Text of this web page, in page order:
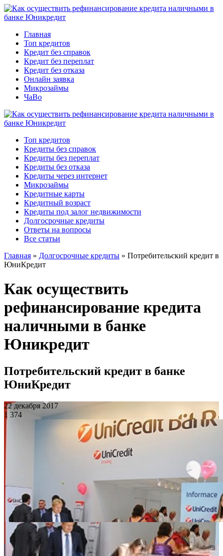
Главная
Топ кредитов
Кредит без справок
Кредит без переплат
Кредит без отказа
Онлайн заявка
Микрозаймы
ЧаВо
Топ кредитов
Кредиты без справок
Кредиты без переплат
Кредиты без отказа
Кредиты через интернет
Микрозаймы
Кредитные карты
Кредитный возраст
Кредиты под залог недвижимости
Долгосрочные кредиты
Ответы на вопросы
Все статьи
Главная » Долгосрочные кредиты » Потребительский кредит в
ЮниКредит
Как осуществить
рефинансирование кредита
наличными в банке
Юникредит
Потребительский кредит в банке
ЮниКредит
22 декабря 2017
1 374